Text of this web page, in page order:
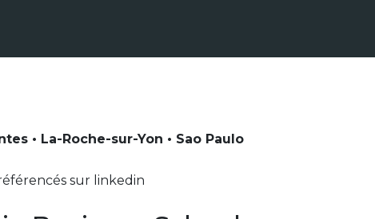
• La-Roche-sur-Yon • Sao Paulo
sur linkedin